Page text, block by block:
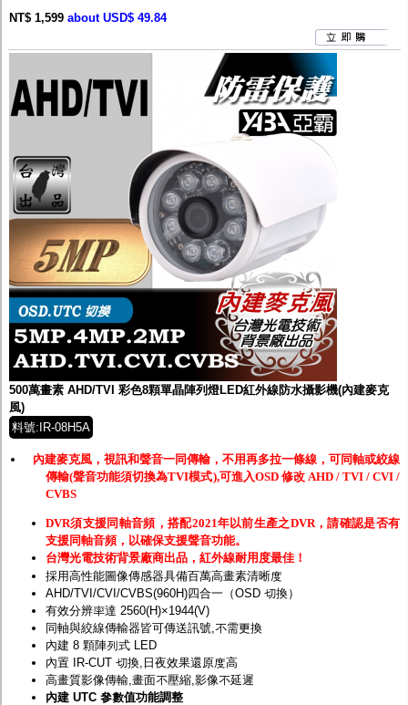
NT$ 1,599 about USD$ 49.84
500萬畫素 AHD/TVI 彩色8顆單晶陣列燈LED紅外線防水攝影機(內建麥克
風)
料號:IR-08H5A
內建麥克風，視訊和聲音一同傳輸，不用再多拉一條線，可同軸或絞線
傳輸(聲音功能須切換為TVI模式),可進入OSD 修改 AHD / TVI / CVI /
CVBS
DVR須支援同軸音頻，搭配2021年以前生產之DVR，請確認是否有
支援同軸音頻，以確保支援聲音功能。
台灣光電技術背景廠商出品，紅外線耐用度最佳！
採用高性能圖像傳感器具備百萬高畫素清晰度
AHD/TVI/CVI/CVBS(960H)四合一（OSD 切換）
有效分辨率達 2560(H)×1944(V)
同軸與絞線傳輸器皆可傳送訊號,不需更換
內建 8 顆陣列式 LED
內置 IR-CUT 切換,日夜效果還原度高
高畫質影像傳輸,畫面不壓縮,影像不延遲
內建 UTC 參數值功能調整